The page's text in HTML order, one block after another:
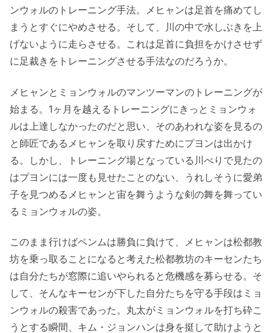
ンウォルのトレーニング手法。メヒャンは足首を痛めてし
まうとすぐにやめさせる。そして、川の中で水しぶきを上
げないように走らさせる。これは足首に負担をかけさせず
に足裁きをトレーニングさせる手法なのだろうか。
メヒャンとミョンウォルのマンツーマンのトレーニングが
始まる。1ヶ月を越えるトレーニングにきっとミョンウォ
ルは上達しなかったのだと思い、そのあわれな姿を見るの
と師匠であるメヒャンを取り戻すためにプヨンは出かけ
る。しかし、トレーニング場となっている川べりで見たの
はプヨンには一度も見せたことのない、うれしそうに愛弟
子を見つめるメヒャンと宙を舞うような剣の舞を舞ってい
るミョンウォルの姿。
このまま行けばペンムは勝負に負けて、メヒャンは松都教
坊を乗っ取ることになると考えた松都教坊のキーセンたち
は自分たちが窓際に追いやられると危機感を募らせる。そ
して、そんなキーセンが下した自分たちを守る手段はミョ
ンウォルの殺害であった。丸太がミョンウォルを打ち砕こ
うとする瞬間、キム・ジョンハンは身を挺して助けようと